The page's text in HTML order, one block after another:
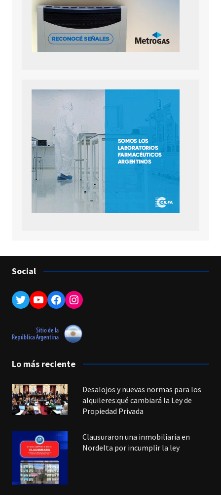
Social
Twitter
YouTube
Facebook
Instagram
Lo más reciente
Desalojos y nuevas normas para los
alquileres:qué cambiará la Ley de
Propiedad Privada
Clausuraron una inmobiliaria en
Nordelta por incumplir la ley